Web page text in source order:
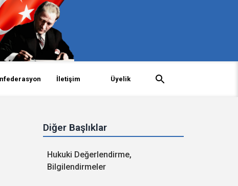
İletişim Üyelik
Diğer Başlıklar
Hukuki Değerlendirme,
Bilgilendirmeler